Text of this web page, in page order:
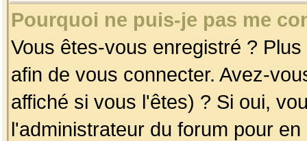
Pourquoi ne puis-je pas me
Vous êtes-vous enregistré ?
afin de vous connecter. Avez-
affiché si vous l'êtes) ? Si oui,
l'administrateur du forum pour